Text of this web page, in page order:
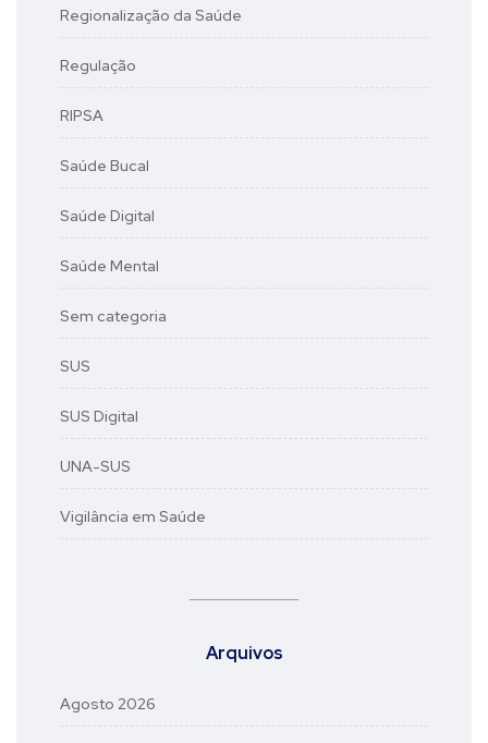
Regionalização da Saúde
Regulação
RIPSA
Saúde Bucal
Saúde Digital
Saúde Mental
Sem categoria
SUS
SUS Digital
UNA-SUS
Vigilância em Saúde
Arquivos
Agosto 2026